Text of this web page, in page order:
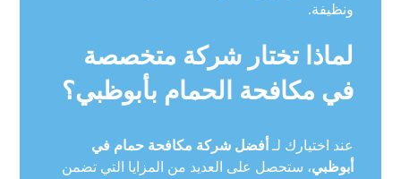
ونظيفة.
لماذا تختار شركة متخصصة
في مكافحة الحمام بأبوظبي؟
عند اختيارك لـ أفضل شركة مكافحة حمام في
أبوظبي، ستحصل على العديد من المزايا التي تضمن